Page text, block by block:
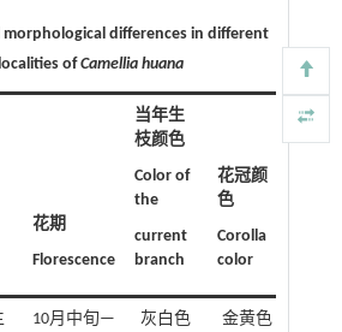
morphological differences in different
ofCamellia huana
花期
Florescence
当年生
枝颜色
Color of
the
current
branch
花冠颜
色
Corolla
color
10月中旬—
灰白色
金黄色